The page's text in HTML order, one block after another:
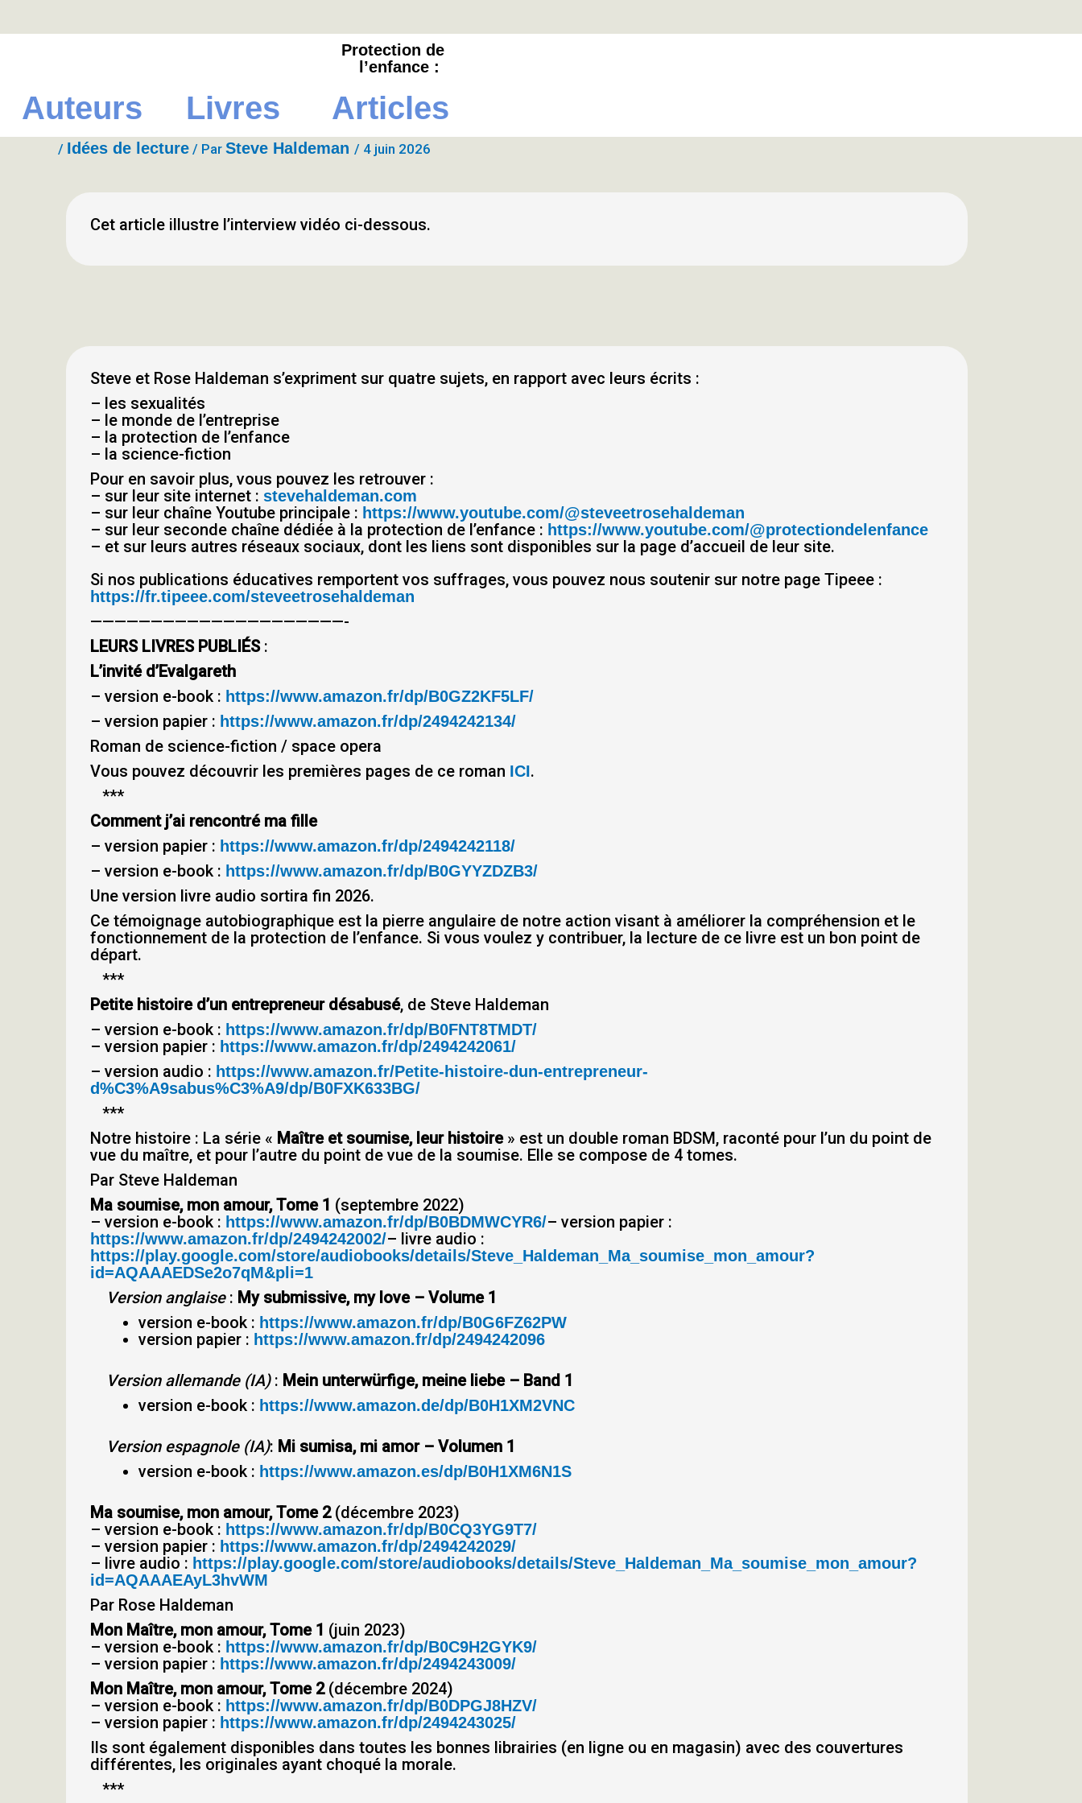
Protectionde
l’enfance :
Auteurs Livres Articles
/ Idées de lecture / Par Steve Haldeman / 4 juin 2026
Cet article illustre l’interview vidéo ci-dessous.
Steve et Rose Haldeman s’expriment sur quatre sujets, en rapport avec leurs écrits :
– les sexualités
– le monde de l’entreprise
– la protection de l’enfance
– la science-fiction
Pour en savoir plus, vous pouvez les retrouver :
– sur leur site internet : stevehaldeman.com
– sur leur chaîne Youtube principale : https://www.youtube.com/@steveetrosehaldeman
– sur leur seconde chaîne dédiée à la protection de l’enfance : https://www.youtube.com/@protectiondelenfance
– et sur leurs autres réseaux sociaux, dont les liens sont disponibles sur la page d’accueil de leur site.
Si nos publications éducatives remportent vos suffrages, vous pouvez nous soutenir sur notre page Tipeee :
https://fr.tipeee.com/steveetrosehaldeman
—————————————————————-
LEURS LIVRES PUBLIÉS:
L’invité d’Evalgareth
– version e-book : https://www.amazon.fr/dp/B0GZ2KF5LF/
– version papier : https://www.amazon.fr/dp/2494242134/
Roman de science-fiction / space opera
Vous pouvez découvrir les premières pages de ce roman ICI.
***
Comment j’ai rencontré ma fille
– version papier : https://www.amazon.fr/dp/2494242118/
– version e-book : https://www.amazon.fr/dp/B0GYYZDZB3/
Une version livre audio sortira fin 2026.
Ce témoignage autobiographique est la pierre angulaire de notre action visant à améliorer la compréhension et le
fonctionnement de la protection de l’enfance. Si vous voulez y contribuer, la lecture de ce livre est un bon point de
départ.
***
Petite histoire d’un entrepreneur désabusé, de Steve Haldeman
– version e-book : https://www.amazon.fr/dp/B0FNT8TMDT/
– version papier : https://www.amazon.fr/dp/2494242061/
– version audio : https://www.amazon.fr/Petite-histoire-dun-entrepreneur-
d%C3%A9sabus%C3%A9/dp/B0FXK633BG/
***
Notre histoire : La série « Maître et soumise, leur histoire» est un double roman BDSM, raconté pour l’un du point de
vue du maître, et pour l’autre du point de vue de la soumise. Elle se compose de 4 tomes.
Par Steve Haldeman
Ma soumise, mon amour, Tome 1 (septembre 2022)
– version e-book : https://www.amazon.fr/dp/B0BDMWCYR6/– version papier :
https://www.amazon.fr/dp/2494242002/– livre audio :
https://play.google.com/store/audiobooks/details/Steve_Haldeman_Ma_soumise_mon_amour?
id=AQAAAEDSe2o7qM&pli=1
Version anglaise: My submissive, my love – Volume 1
version e-book : https://www.amazon.fr/dp/B0G6FZ62PW
version papier : https://www.amazon.fr/dp/2494242096
Version allemande (IA): Mein unterwürfige, meine liebe – Band 1
version e-book : https://www.amazon.de/dp/B0H1XM2VNC
Version espagnole (IA): Mi sumisa, mi amor – Volumen 1
version e-book : https://www.amazon.es/dp/B0H1XM6N1S
Ma soumise, mon amour, Tome 2(décembre 2023)
– version e-book : https://www.amazon.fr/dp/B0CQ3YG9T7/
– version papier : https://www.amazon.fr/dp/2494242029/
– livre audio : https://play.google.com/store/audiobooks/details/Steve_Haldeman_Ma_soumise_mon_amour?
id=AQAAAEAyL3hvWM
Par Rose Haldeman
Mon Maître, mon amour, Tome 1 (juin 2023)
– version e-book : https://www.amazon.fr/dp/B0C9H2GYK9/
– version papier : https://www.amazon.fr/dp/2494243009/
Mon Maître, mon amour, Tome 2(décembre 2024)
– version e-book : https://www.amazon.fr/dp/B0DPGJ8HZV/
– version papier : https://www.amazon.fr/dp/2494243025/
Ils sont également disponibles dans toutes les bonnes librairies (en ligne ou en magasin) avec des couvertures
différentes, les originales ayant choqué la morale.
***